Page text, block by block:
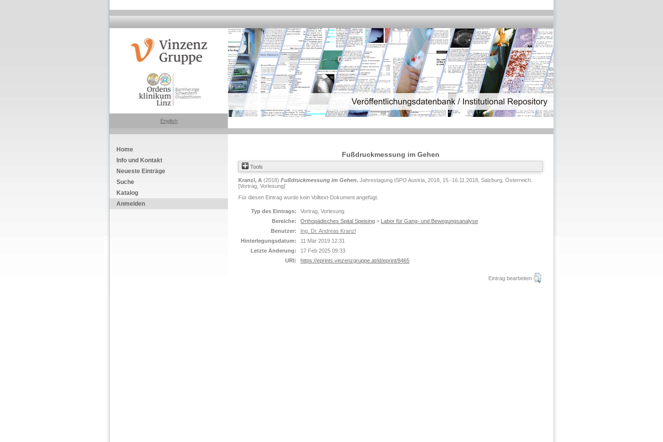
English
Home
Info und Kontakt
Neueste Einträge
Suche
Katalog
Anmelden
Fußdruckmessung im Gehen
Tools
Kranzl, A (2018) Fußdruckmessung im Gehen. Jahrestagung ISPO Austria, 2018, 15.-16.11.2018, Salzburg, Österreich.
[Vortrag, Vorlesung]
Für diesen Eintrag wurde kein Volltext-Dokument angefügt.
Typ des Eintrags:
Vortrag, Vorlesung
Bereiche:
Orthopädisches Spital Speising > Labor für Gang- und Bewegungsanalyse
Benutzer:
Ing. Dr. Andreas Kranzl
Hinterlegungsdatum:
11 Mär 2019 12:31
Letzte Änderung:
17 Feb 2025 09:33
URI:
https://eprints.vinzenzgruppe.at/id/eprint/8465
Eintrag bearbeiten